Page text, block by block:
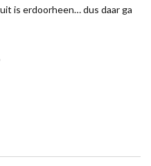
is erdoorheen… dus daar ga